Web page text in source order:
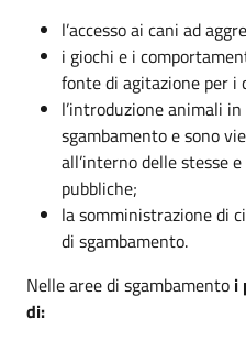
l’accesso ai cani ad
i giochi e i
fonte di agitazione per i
l’introduzione animali
sgambamento e sono
all’interno delle stesse
pubbliche;
la somministrazione di
di sgambamento.
Nelle aree di sgambamento i
di: